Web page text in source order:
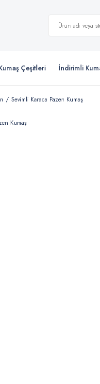
Çeşitleri İndirimli
Sevimli Karaca Pazen Kumaş